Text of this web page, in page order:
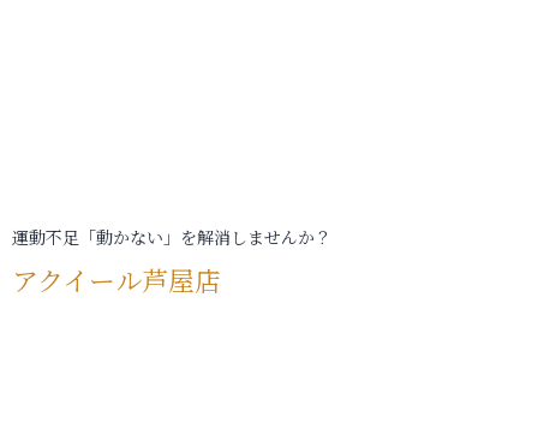
運動不足「動かない」を解消しませんか？
アクイール芦屋店